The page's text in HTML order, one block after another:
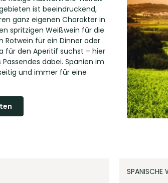
ist beeindruckend,
ganz eigenen Charakter in
spritzigen Weißwein für die
Rotwein für ein Dinner oder
für den Aperitif suchst – hier
dabei. Spanien im
und immer für eine
SPANISCHE